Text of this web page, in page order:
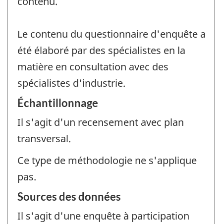
Le contenu du questionnaire d'enquête a
été élaboré par des spécialistes en la
matière en consultation avec des
spécialistes d'industrie.
Échantillonnage
Il s'agit d'un recensement avec plan
transversal.
Ce type de méthodologie ne s'applique
pas.
Sources des données
Il s'agit d'une enquête à participation